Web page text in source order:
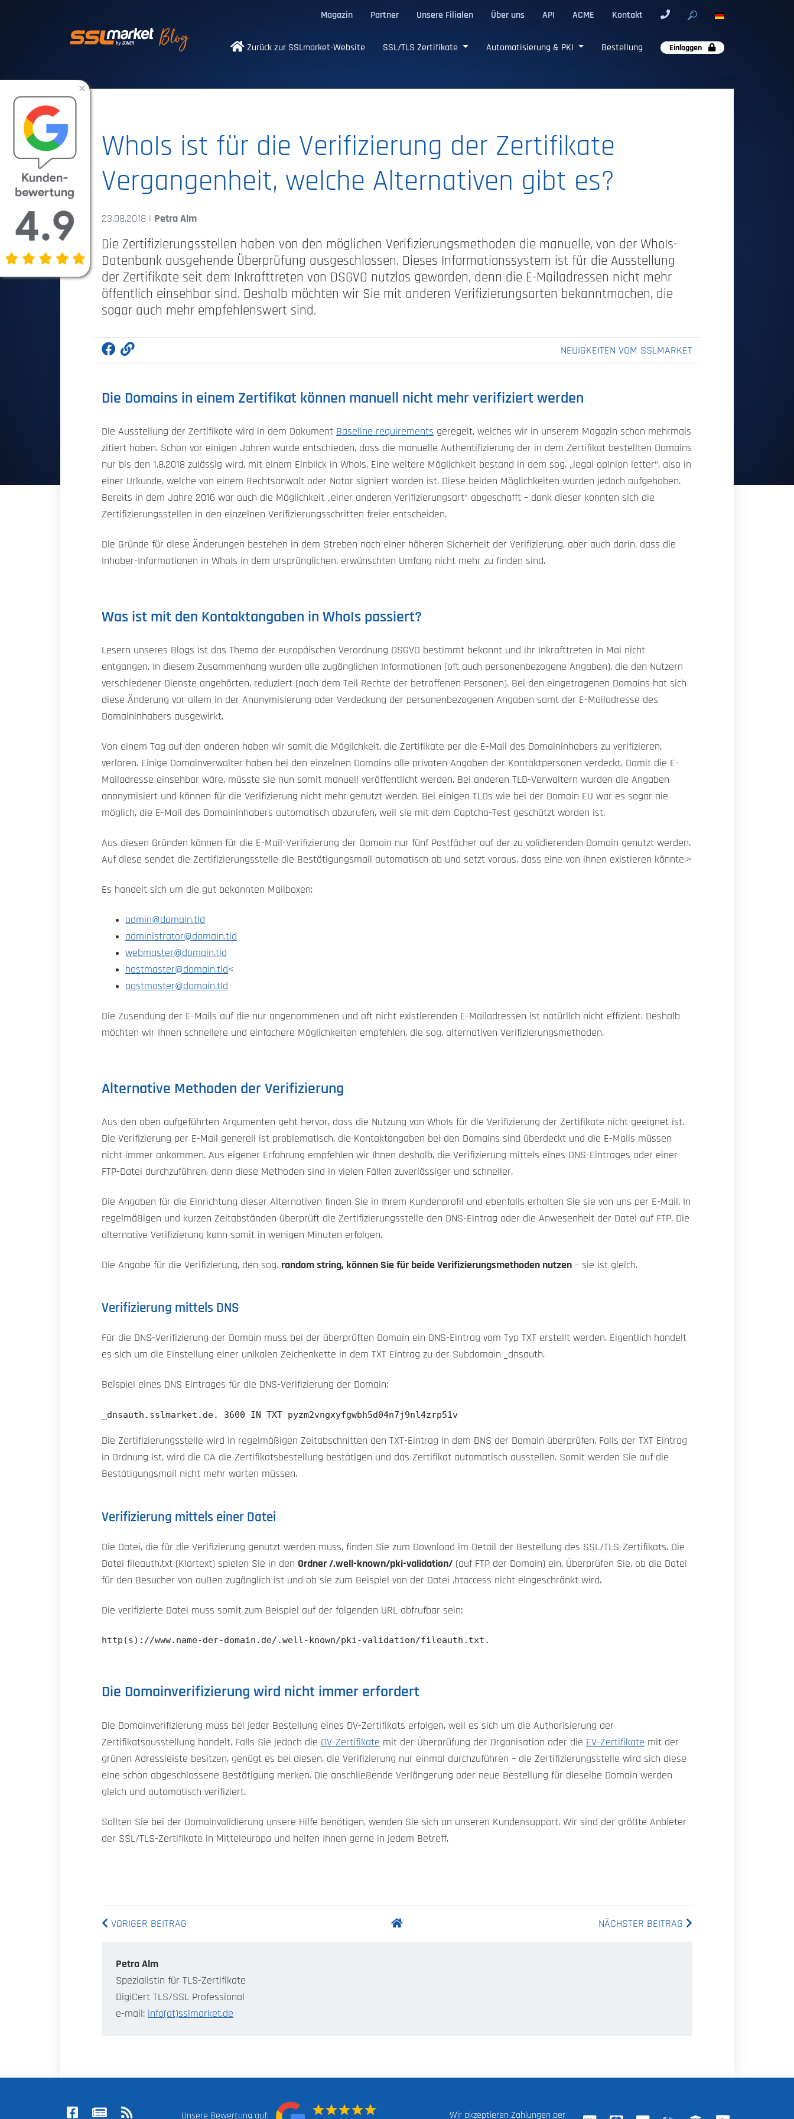
Magazin Partner Unsere Filialen Über uns API ACME Kontakt
Vertrauenswürdige SSL/TLS-Zertifikate
Zurück zur SSLmarket-Website SSL/TLS Zertifikate Automatisierung & PKI Bestellung Einloggen
WhoIs ist für die Verifizierung der Zertifikate
Vergangenheit, welche Alternativen gibt es?
23.08.2018 | Petra Alm
Die Zertifizierungsstellen haben von den möglichen Verifizierungsmethoden die manuelle, von der WhoIs-
Datenbank ausgehende Überprüfung ausgeschlossen. Dieses Informationssystem ist für die Ausstellung
der Zertifikate seit dem Inkrafttreten von DSGVO nutzlos geworden, denn die E-Mailadressen nicht mehr
öffentlich einsehbar sind. Deshalb möchten wir Sie mit anderen Verifizierungsarten bekanntmachen, die
sogar auch mehr empfehlenswert sind.
NEUIGKEITEN VOM SSLMARKET
Die Domains in einem Zertifikat können manuell nicht mehr verifiziert werden
Die Ausstellung der Zertifikate wird in dem Dokument Baseline requirements geregelt, welches wir in unserem Magazin schon mehrmals
zitiert haben. Schon vor einigen Jahren wurde entschieden, dass die manuelle Authentifizierung der in dem Zertifikat bestellten Domains
nur bis den 1.8.2018 zulässig wird, mit einem Einblick in WhoIs. Eine weitere Möglichkeit bestand in dem sog. „legal opinion letter“, also in
einer Urkunde, welche von einem Rechtsanwalt oder Notar signiert worden ist. Diese beiden Möglichkeiten wurden jedoch aufgehoben.
Bereits in dem Jahre 2016 war auch die Möglichkeit „einer anderen Verifizierungsart“ abgeschafft – dank dieser konnten sich die
Zertifizierungsstellen in den einzelnen Verifizierungsschritten freier entscheiden.
Die Gründe für diese Änderungen bestehen in dem Streben nach einer höheren Sicherheit der Verifizierung, aber auch darin, dass die
Inhaber-Informationen in WhoIs in dem ursprünglichen, erwünschten Umfang nicht mehr zu finden sind.
Was ist mit den Kontaktangaben in WhoIs passiert?
Lesern unseres Blogs ist das Thema der europäischen Verordnung DSGVO bestimmt bekannt und ihr Inkrafttreten in Mai nicht
entgangen. In diesem Zusammenhang wurden alle zugänglichen Informationen (oft auch personenbezogene Angaben), die den Nutzern
verschiedener Dienste angehörten, reduziert (nach dem Teil Rechte der betroffenen Personen). Bei den eingetragenen Domains hat sich
diese Änderung vor allem in der Anonymisierung oder Verdeckung der personenbezogenen Angaben samt der E-Mailadresse des
Domaininhabers ausgewirkt.
Von einem Tag auf den anderen haben wir somit die Möglichkeit, die Zertifikate per die E-Mail des Domaininhabers zu verifizieren,
verloren. Einige Domainverwalter haben bei den einzelnen Domains alle privaten Angaben der Kontaktpersonen verdeckt. Damit die E-
Mailadresse einsehbar wäre, müsste sie nun somit manuell veröffentlicht werden. Bei anderen TLD-Verwaltern wurden die Angaben
anonymisiert und können für die Verifizierung nicht mehr genutzt werden. Bei einigen TLDs wie bei der Domain EU war es sogar nie
möglich, die E-Mail des Domaininhabers automatisch abzurufen, weil sie mit dem Captcha-Test geschützt worden ist.
Aus diesen Gründen können für die E-Mail-Verifizierung der Domain nur fünf Postfächer auf der zu validierenden Domain genutzt werden.
Auf diese sendet die Zertifizierungsstelle die Bestätigungsmail automatisch ab und setzt voraus, dass eine von ihnen existieren könnte.>
Es handelt sich um die gut bekannten Mailboxen:
admin@domain.tld
administrator@domain.tld
webmaster@domain.tld
hostmaster@domain.tld<
postmaster@domain.tld
Die Zusendung der E-Mails auf die nur angenommenen und oft nicht existierenden E-Mailadressen ist natürlich nicht effizient. Deshalb
möchten wir Ihnen schnellere und einfachere Möglichkeiten empfehlen, die sog. alternativen Verifizierungsmethoden.
Alternative Methoden der Verifizierung
Aus den oben aufgeführten Argumenten geht hervor, dass die Nutzung von WhoIs für die Verifizierung der Zertifikate nicht geeignet ist.
Die Verifizierung per E-Mail generell ist problematisch, die Kontaktangaben bei den Domains sind überdeckt und die E-Mails müssen
nicht immer ankommen. Aus eigener Erfahrung empfehlen wir Ihnen deshalb, die Verifizierung mittels eines DNS-Eintrages oder einer
FTP-Datei durchzuführen, denn diese Methoden sind in vielen Fällen zuverlässiger und schneller.
Die Angaben für die Einrichtung dieser Alternativen finden Sie in Ihrem Kundenprofil und ebenfalls erhalten Sie sie von uns per E-Mail. In
regelmäßigen und kurzen Zeitabständen überprüft die Zertifizierungsstelle den DNS-Eintrag oder die Anwesenheit der Datei auf FTP. Die
alternative Verifizierung kann somit in wenigen Minuten erfolgen.
Die Angabe für die Verifizierung, den sog. random string, können Sie für beide Verifizierungsmethoden nutzen – sie ist gleich.
Verifizierung mittels DNS
Für die DNS-Verifizierung der Domain muss bei der überprüften Domain ein DNS-Eintrag vom Typ TXT erstellt werden. Eigentlich handelt
es sich um die Einstellung einer unikalen Zeichenkette in dem TXT Eintrag zu der Subdomain _dnsauth.
Beispiel eines DNS Eintrages für die DNS-Verifizierung der Domain:
_dnsauth.sslmarket.de. 3600 IN TXT pyzm2vngxyfgwbh5d04n7j9nl4zrp51v
Die Zertifizierungsstelle wird in regelmäßigen Zeitabschnitten den TXT-Eintrag in dem DNS der Domain überprüfen. Falls der TXT Eintrag
in Ordnung ist, wird die CA die Zertifikatsbestellung bestätigen und das Zertifikat automatisch ausstellen. Somit werden Sie auf die
Bestätigungsmail nicht mehr warten müssen.
Verifizierung mittels einer Datei
Die Datei, die für die Verifizierung genutzt werden muss, finden Sie zum Download im Detail der Bestellung des SSL/TLS-Zertifikats. Die
Datei fileauth.txt (Klartext) spielen Sie in den Ordner /.well-known/pki-validation/ (auf FTP der Domain) ein. Überprüfen Sie, ob die Datei
für den Besucher von außen zugänglich ist und ob sie zum Beispiel von der Datei .htaccess nicht eingeschränkt wird.
Die verifizierte Datei muss somit zum Beispiel auf der folgenden URL abfrufbar sein:
http(s)://www.name-der-domain.de/.well-known/pki-validation/fileauth.txt.
Die Domainverifizierung wird nicht immer erfordert
Die Domainverifizierung muss bei jeder Bestellung eines DV-Zertifikats erfolgen, weil es sich um die Authorisierung der
Zertifikatsausstellung handelt. Falls Sie jedoch die OV-Zertifikate mit der Überprüfung der Organisation oder die EV-Zertifikate mit der
grünen Adressleiste besitzen, genügt es bei diesen, die Verifizierung nur einmal durchzuführen – die Zertifizierungsstelle wird sich diese
eine schon abgeschlossene Bestätigung merken. Die anschließende Verlängerung oder neue Bestellung für dieselbe Domain werden
gleich und automatisch verifiziert.
Sollten Sie bei der Domainvalidierung unsere Hilfe benötigen, wenden Sie sich an unseren Kundensupport. Wir sind der größte Anbieter
der SSL/TLS-Zertifikate in Mitteleuropa und helfen Ihnen gerne in jedem Betreff.
VORIGER BEITRAG NÄCHSTER BEITRAG
Petra Alm
Spezialistin für TLS-Zertifikate
DigiCert TLS/SSL Professional
e-mail: info(at)sslmarket.de
Unsere Bewertung auf: Wir akzeptieren Zahlungen per
×